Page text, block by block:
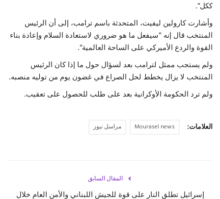
ككل".
وأشارت كارولين ليفيت، المتحدثة باسم ترامب، إلى أن الرئيس
المنتخب قال إنه "سيفعل ما هو ضروري لاستعادة السلام وإعادة بناء
القوة والردع الأميركي على الساحة العالمية".
ولم يستجب ممثل لترامب بعد لسؤال حول ما إذا كان الرئيس
المنتخب لا يزال يخطط لحل الصراع في غضون يوم من توليه منصبه.
ولم ترد الحكومة الأوكرانية بعد على طلب للحصول على تعقيب.
العلامات: Mourasel news مراسل نيوز
المقال السابق
إسرائيل تطلق النار على قوة للجيش اللبناني والأمن العام خلال